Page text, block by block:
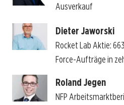
Ausverkauf
Dieter Jaworski
Rocket Lab Aktie:
Force-Aufträge in
Roland Jegen
NFP